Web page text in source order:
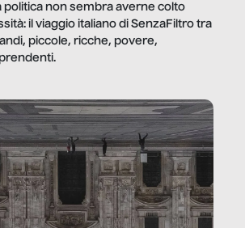
politica non sembra averne colto
il viaggio italiano di SenzaFiltro tra
piccole, ricche, povere,